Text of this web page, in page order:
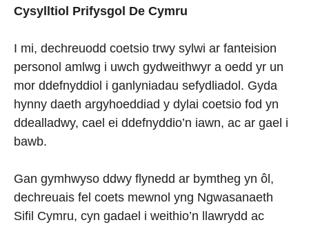
Cysylltiol Prifysgol De Cymru
I mi, dechreuodd coetsio trwy sylwi ar fanteision
personol amlwg i uwch gydweithwyr a oedd yr un
mor ddefnyddiol i ganlyniadau sefydliadol. Gyda
hynny daeth argyhoeddiad y dylai coetsio fod yn
ddealladwy, cael ei ddefnyddio’n iawn, ac ar gael i
bawb.
Gan gymhwyso ddwy flynedd ar bymtheg yn ôl,
dechreuais fel coets mewnol yng Ngwasanaeth
Sifil Cymru, cyn gadael i weithio’n llawrydd ac